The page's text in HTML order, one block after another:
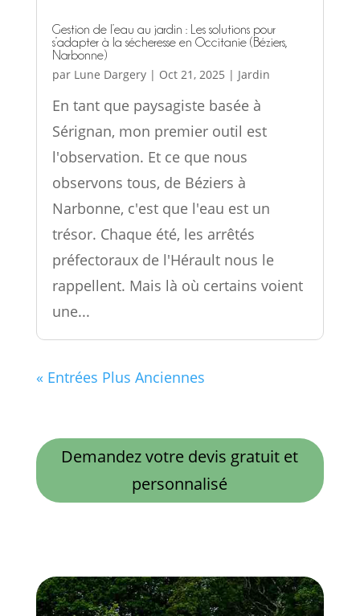
Gestion de l’eau au jardin : Les solutions pour
s’adapter à la sécheresse en Occitanie (Béziers,
Narbonne)
par Lune Dargery| Oct 21, 2025 | Jardin
En tant que paysagiste basée à
Sérignan, mon premier outil est
l'observation. Et ce que nous
observons tous, de Béziers à
Narbonne, c'est que l'eau est un
trésor. Chaque été, les arrêtés
préfectoraux de l'Hérault nous le
rappellent. Mais là où certains voient
une...
« Entrées Plus Anciennes
Demandez votre devis gratuit et
personnalisé